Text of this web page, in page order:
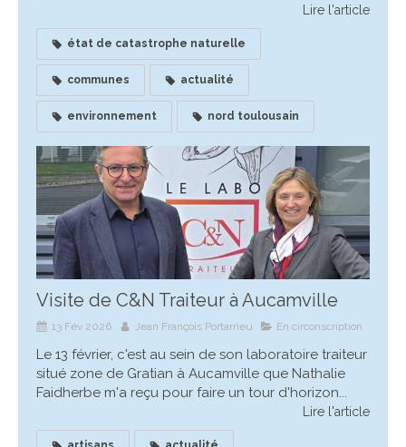
Lire l'article
état de catastrophe naturelle
communes actualité
environnement nord toulousain
Visite de C&N Traiteur à Aucamville
13 Fév 2026 Jean François Portarrieu En circonscription
Le 13 février, c'est au sein de son laboratoire traiteur
situé zone de Gratian à Aucamville que Nathalie
Faidherbe m'a reçu pour faire un tour d'horizon...
Lire l'article